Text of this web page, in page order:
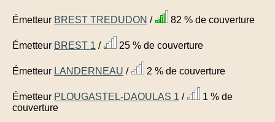
Émetteur BREST TREDUDON / 82 % de couverture
Émetteur BREST 1 / 25 % de couverture
Émetteur LANDERNEAU / 2 % de couverture
Émetteur PLOUGASTEL-DAOULAS 1 /
1 % de
couverture